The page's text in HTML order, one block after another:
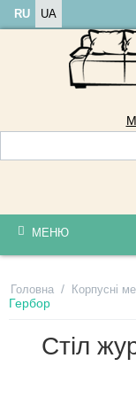
RU UA
МЕНЮ
Головна / Корпусні
Гербор
Стіл